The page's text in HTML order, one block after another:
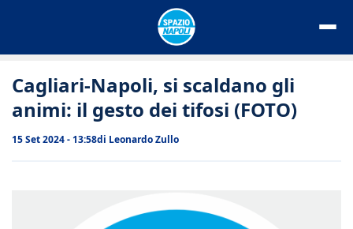
Cagliari-Napoli, si scaldano gli
animi: il gesto dei tifosi (FOTO)
15 Set 2024 - 13:58di Leonardo Zullo